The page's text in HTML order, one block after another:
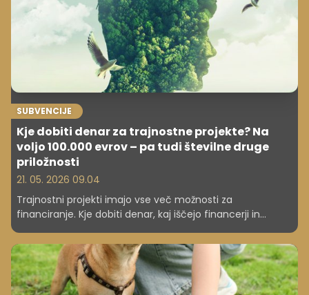
SUBVENCIJE
Kje dobiti denar za trajnostne projekte? Na
voljo 100.000 evrov – pa tudi številne druge
priložnosti
21. 05. 2026 09.04
Trajnostni projekti imajo vse več možnosti za
financiranje. Kje dobiti denar, kaj iščejo financerji in